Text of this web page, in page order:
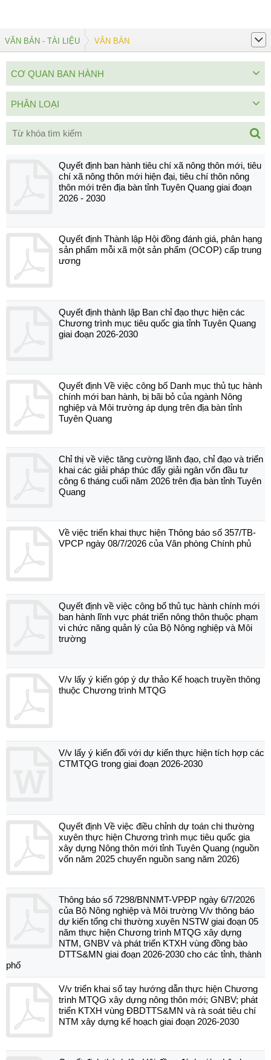
VĂN BẢN - TÀI LIỆU VĂN BẢN
CƠ QUAN BAN HÀNH
PHÂN LOẠI
Quyết định ban hành tiêu chí xã nông thôn mới, tiêu
chí xã nông thôn mới hiện đại, tiêu chí thôn nông
thôn mới trên địa bàn tỉnh Tuyên Quang giai đoạn
2026 - 2030
Quyết định Thành lập Hội đồng đánh giá, phân hạng
sản phẩm mỗi xã một sản phẩm (OCOP) cấp trung
ương
Quyết định thành lập Ban chỉ đạo thực hiện các
Chương trình mục tiêu quốc gia tỉnh Tuyên Quang
giai đoạn 2026-2030
Quyết định Về việc công bố Danh mục thủ tục hành
chính mới ban hành, bị bãi bỏ của ngành Nông
nghiệp và Môi trường áp dụng trên địa bàn tỉnh
Tuyên Quang
Chỉ thị về việc tăng cường lãnh đạo, chỉ đạo và triển
khai các giải pháp thúc đẩy giải ngân vốn đầu tư
công 6 tháng cuối năm 2026 trên địa bàn tỉnh Tuyên
Quang
Về việc triển khai thực hiện Thông báo số 357/TB-
VPCP ngày 08/7/2026 của Văn phòng Chính phủ
Quyết định về việc công bố thủ tục hành chính mới
ban hành lĩnh vực phát triển nông thôn thuộc phạm
vi chức năng quản lý của Bộ Nông nghiệp và Môi
trường
V/v lấy ý kiến góp ý dự thảo Kế hoạch truyền thông
thuộc Chương trình MTQG
V/v lấy ý kiến đối với dự kiến thực hiện tích hợp các
CTMTQG trong giai đoạn 2026-2030
Quyết định Về việc điều chỉnh dự toán chi thường
xuyên thực hiện Chương trình mục tiêu quốc gia
xây dựng Nông thôn mới tỉnh Tuyên Quang (nguồn
vốn năm 2025 chuyển nguồn sang năm 2026)
Thông báo số 7298/BNNMT-VPĐP ngày 6/7/2026
của Bộ Nông nghiệp và Môi trường V/v thông báo
dự kiến tổng chi thường xuyên NSTW giai đoạn 05
năm thực hiện Chương trình MTQG xây dựng
NTM, GNBV và phát triển KTXH vùng đồng bào
DTTS&MN giai đoạn 2026-2030 cho các tỉnh, thành
phố
V/v triển khai sổ tay hướng dẫn thực hiện Chương
trình MTQG xây dựng nông thôn mới; GNBV; phát
triển KTXH vùng ĐBDTTS&MN và rà soát tiêu chí
NTM xây dựng kế hoạch giai đoạn 2026-2030